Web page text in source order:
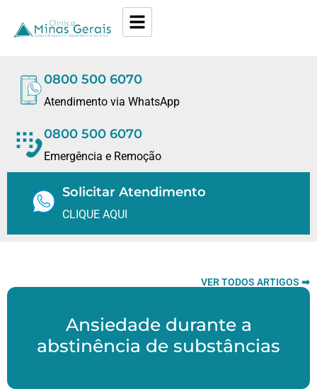
0800 500 6070
Atendimento via WhatsApp
0800 500 6070
Emergência e Remoção
Solicitar Atendimento
CLIQUE AQUI
VER TODOS ARTIGOS ➡
Ansiedade durante a
abstinência de substâncias